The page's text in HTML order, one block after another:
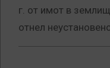
г. от имот в
отнел